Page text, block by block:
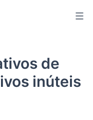
de
inúteis